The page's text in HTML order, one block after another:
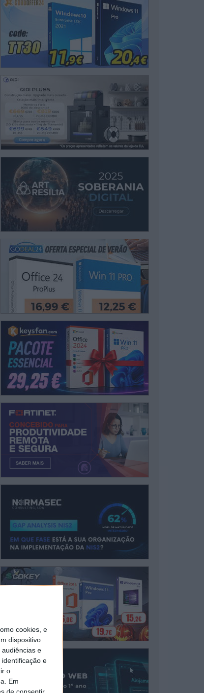
cookies, e
dispositivo
e
e
o
Em